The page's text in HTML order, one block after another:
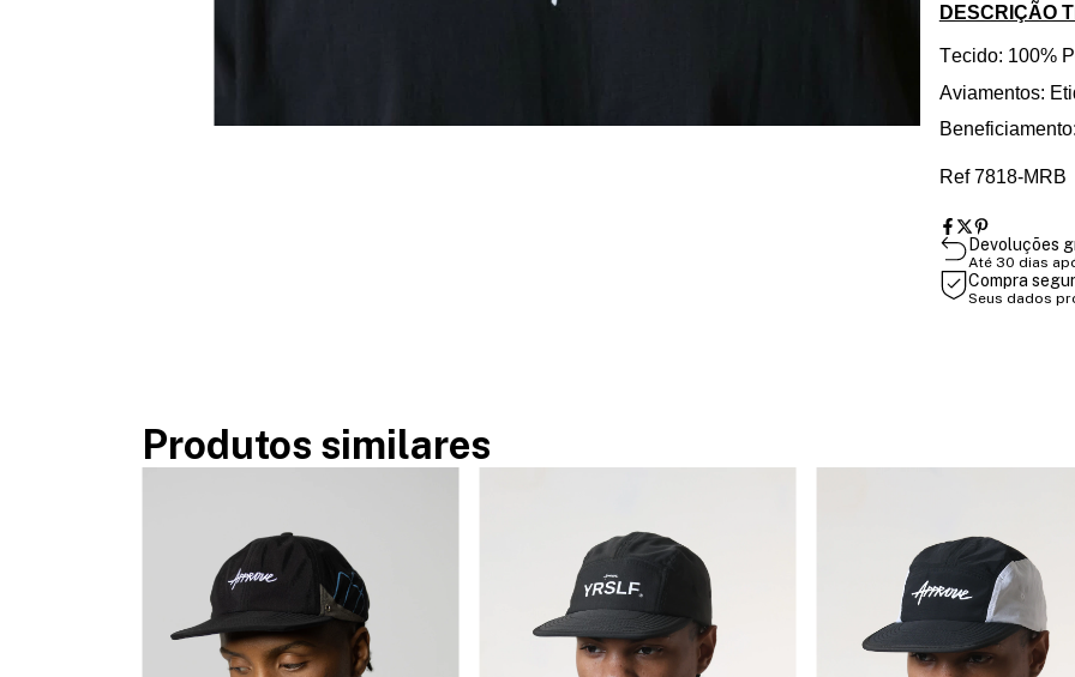
DESCRIÇÃO
Tecido: 100%
Aviamentos:
Ref 7818-MRB
Devoluções
Até 30 dias
Compra
Seus dados
Produtos similares